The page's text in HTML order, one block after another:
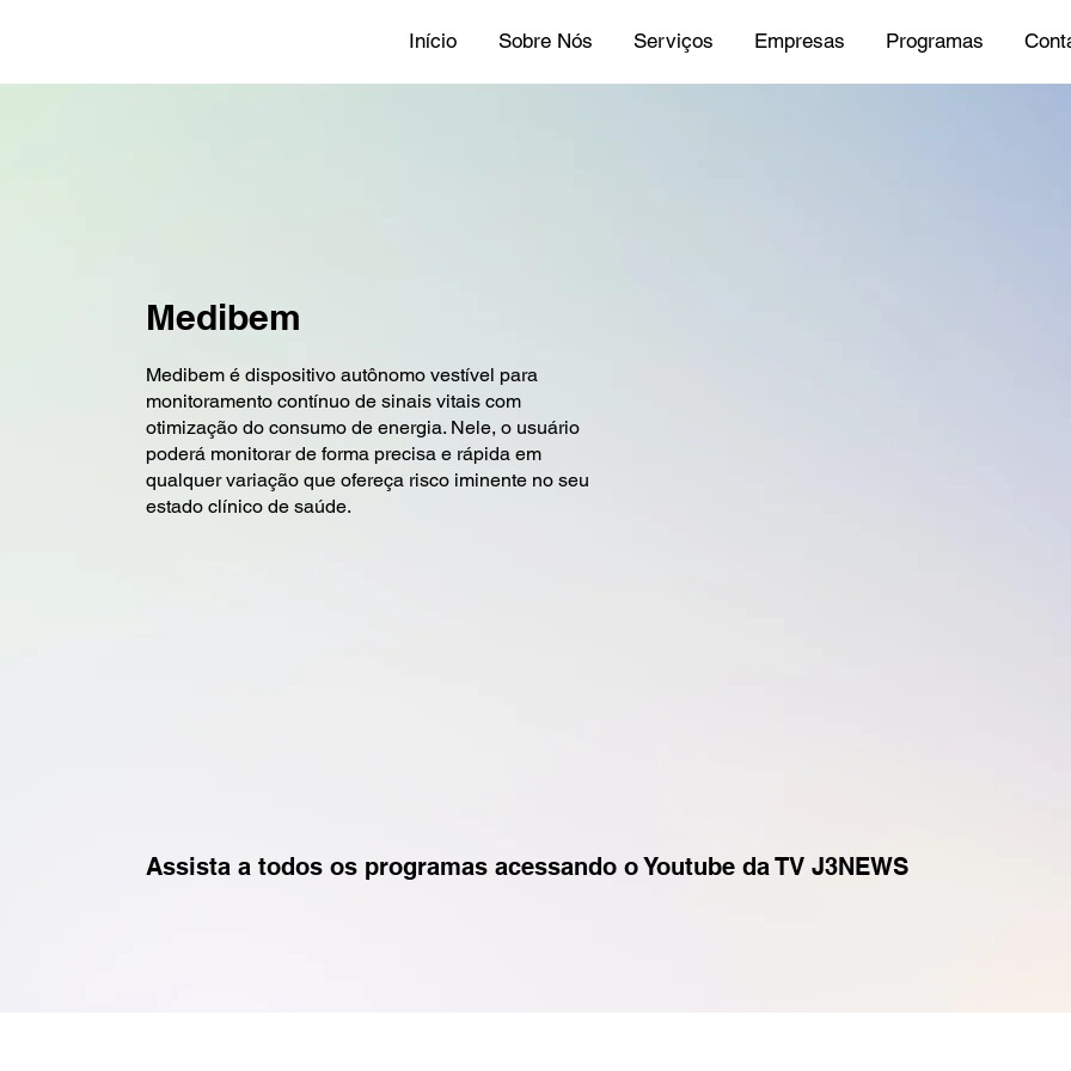
Início Sobre Nós Serviços Empresas Programas
Medibem
Medibem é dispositivo autônomo vestível para
monitoramento contínuo de sinais vitais com
otimização do consumo de energia. Nele, o usuário
poderá monitorar de forma precisa e rápida em
qualquer variação que ofereça risco iminente no seu
estado clínico de saúde.
Assista a todos os programas acessando o Youtube da TV J3NEWS